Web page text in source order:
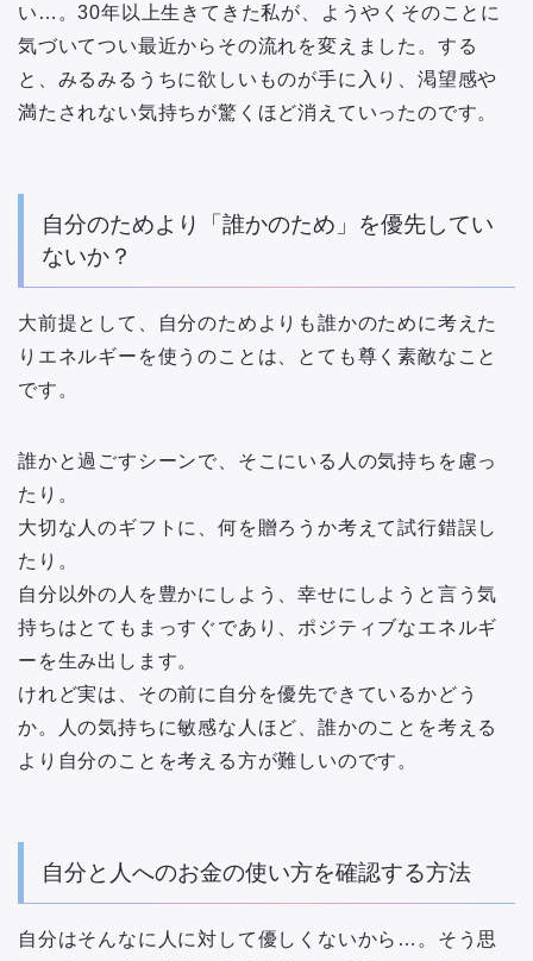
い…。30年以上生きてきた私が、ようやくそのことに
気づいてつい最近からその流れを変えました。する
と、みるみるうちに欲しいものが手に入り、渇望感や
満たされない気持ちが驚くほど消えていったのです。
自分のためより「誰かのため」を優先してい
ないか？
大前提として、自分のためよりも誰かのために考えた
りエネルギーを使うのことは、とても尊く素敵なこと
です。
誰かと過ごすシーンで、そこにいる人の気持ちを慮っ
たり。
大切な人のギフトに、何を贈ろうか考えて試行錯誤し
たり。
自分以外の人を豊かにしよう、幸せにしようと言う気
持ちはとてもまっすぐであり、ポジティブなエネルギ
ーを生み出します。
けれど実は、その前に自分を優先できているかどう
か。人の気持ちに敏感な人ほど、誰かのことを考える
より自分のことを考える方が難しいのです。
自分と人へのお金の使い方を確認する方法
自分はそんなに人に対して優しくないから…。そう思